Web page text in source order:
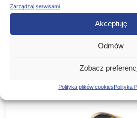
Zarządzaj serwisami
Akceptuję
Odmów
Zobacz
Polityka plików cookiesPolityka
Jaxon błystka obrotowa Holo Select
skrzydełka. Dodatkowo dociążony